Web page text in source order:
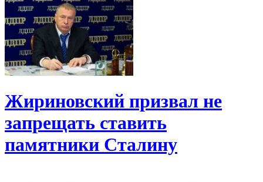
Жириновский призвал не
запрещать ставить
памятники Сталину